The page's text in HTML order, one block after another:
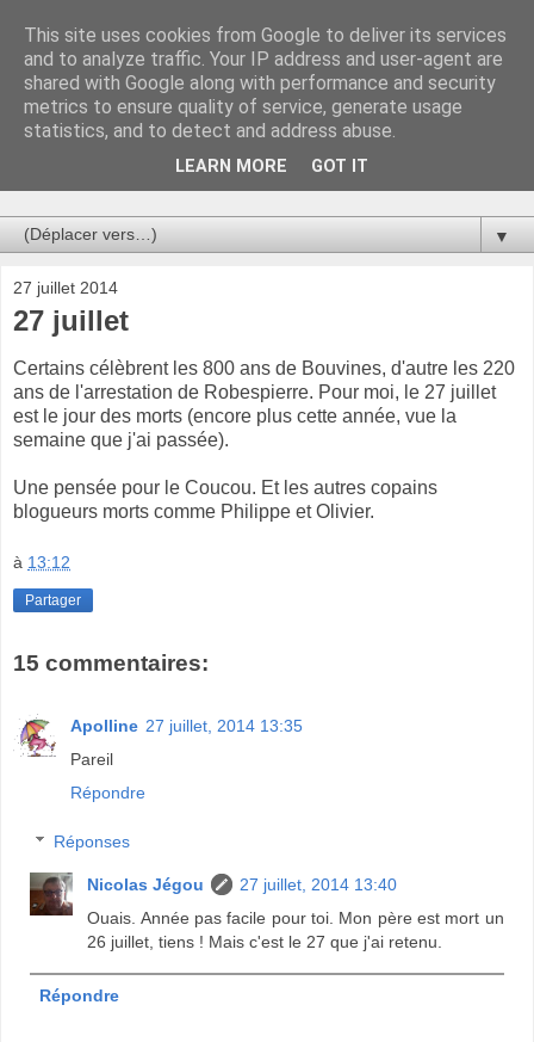
Au bistro !
La connerie étant le seul chemin susceptible de nous faire
entrevoir une parcelle de vérité, utilisons la par des moyens
de communication efficaces. Le temps qu'on remplisse nos
▼
27 juillet 2014
27 juillet
Certains célèbrent les 800 ans de Bouvines, d'autre les 220
ans de l'arrestation de Robespierre. Pour moi, le 27 juillet
est le jour des morts (encore plus cette année, vue la
semaine que j'ai passée).
Une pensée pour le Coucou. Et les autres copains
blogueurs morts comme Philippe et Olivier.
à 13:12
Partager
15 commentaires:
Apolline 27 juillet, 2014 13:35
Pareil
Répondre
Réponses
Nicolas Jégou
27 juillet, 2014 13:40
Ouais. Année pas facile pour toi. Mon père est mort un
26 juillet, tiens ! Mais c'est le 27 que j'ai retenu.
Répondre
This site uses cookies from Google to deliver its services
and to analyze traffic. Your IP address and user-agent are
shared with Google along with performance and security
metrics to ensure quality of service, generate usage
statistics, and to detect and address abuse.
LEARN MORE GOT IT